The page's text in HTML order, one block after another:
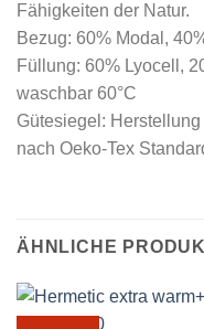
Fähigkeiten der Natur.
Bezug: 60% Modal,
Füllung: 60% Lyocell,
waschbar 60°C
Gütesiegel:
nach Oeko-Tex
ÄHNLICHE